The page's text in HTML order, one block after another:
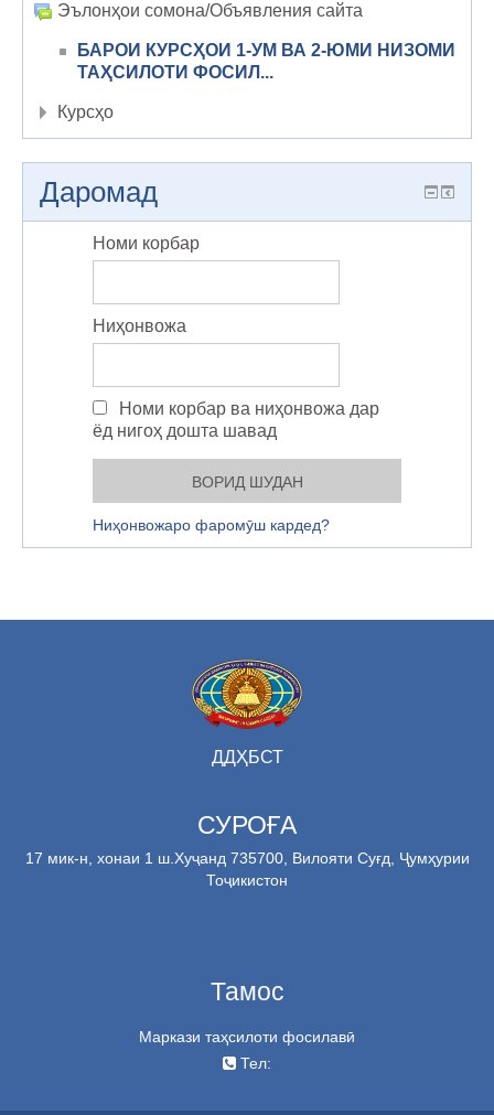
Эълонҳои сомона/Объявления сайта
БАРОИ КУРСҲОИ 1-УМ ВА 2-ЮМИ НИЗОМИ
ТАҲСИЛОТИ ФОСИЛ...
Курсҳо
Даромад
Номи корбар
Ниҳонвожа
Номи корбар ва ниҳонвожа дар
ёд нигоҳ дошта шавад
Ниҳонвожаро фаромӯш кардед?
ДДҲБСТ
СУРОҒА
17 мик-н, хонаи 1 ш.Хуҷанд 735700, Вилояти Суғд, Ҷумҳурии
Тоҷикистон
Тамос
Маркази таҳсилоти фосилавӣ
Тел: